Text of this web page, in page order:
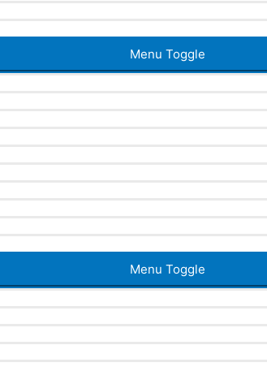
Menu Toggle
Menu Toggle